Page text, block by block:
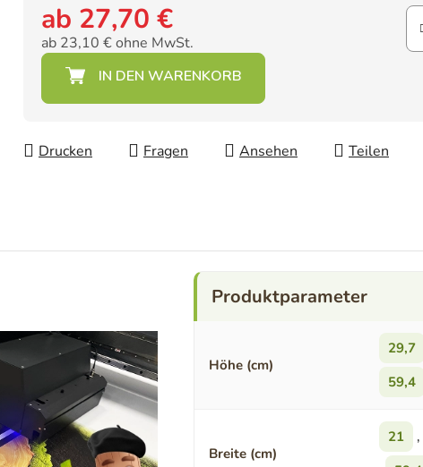
ab 27,70 €
ab 23,10 €ohne MwSt.
Verkaufspreis:
Drucken Fragen Ansehen Teilen
Höhe (cm)
29,7
59,4
Breite (cm)
21 ,